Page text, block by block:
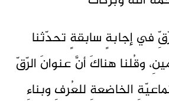
في إجابةٍ سابقةٍ تحدّثنا
وقُلنا هناكَ أنَّ عنوانَ الرّقّ
الخاضعةِ للعُرفِ وبناءِ